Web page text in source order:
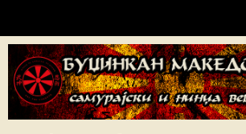
Буџинкан Македонија